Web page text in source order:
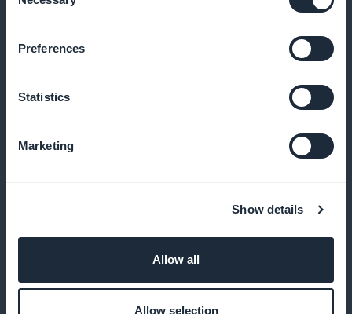
Preferences
Statistics
Marketing
Show details
Allow all
Allow selection
Vinkkejä eläke-etuuksien maksimointiin
Tarjota oppaita siitä, miten saat kaiken irti retriitistäsi,
parhaista ajankohdista ja siitä, miten integroida
Hyödy 100 %:sta tilaustuloista ilman alustan tekemiä
vähennyksiä ja maksimoi voittosi